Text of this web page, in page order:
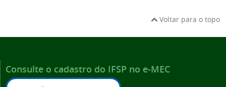
Voltar para o topo
Consulte o cadastro do IFSP no e-MEC